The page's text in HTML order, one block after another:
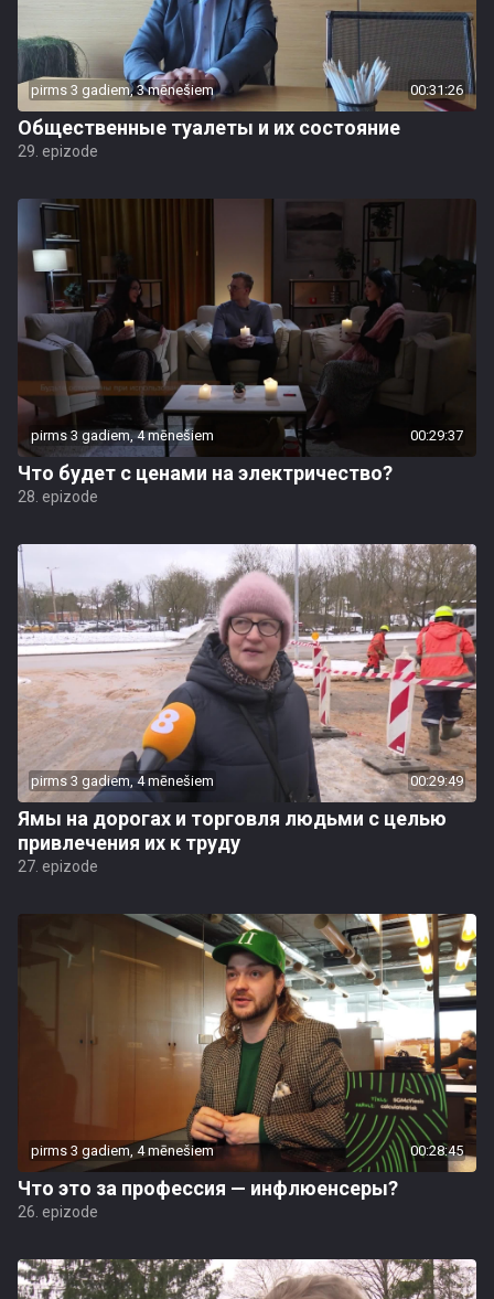
pirms 3 gadiem, 3 mēnešiem 00:31:26
Общественные туалеты и их состояние
29. epizode
pirms 3 gadiem, 4 mēnešiem 00:29:37
Что будет с ценами на электричество?
28. epizode
pirms 3 gadiem, 4 mēnešiem 00:29:49
Ямы на дорогах и торговля людьми с целью
привлечения их к труду
27. epizode
pirms 3 gadiem, 4 mēnešiem 00:28:45
Что это за профессия — инфлюенсеры?
26. epizode